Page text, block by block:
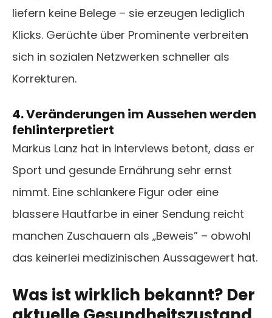
liefern keine Belege – sie erzeugen lediglich
Klicks. Gerüchte über Prominente verbreiten
sich in sozialen Netzwerken schneller als
Korrekturen.
4. Veränderungen im Aussehen werden
fehlinterpretiert
Markus Lanz hat in Interviews betont, dass er
Sport und gesunde Ernährung sehr ernst
nimmt. Eine schlankere Figur oder eine
blassere Hautfarbe in einer Sendung reicht
manchen Zuschauern als „Beweis” – obwohl
das keinerlei medizinischen Aussagewert hat.
Was ist wirklich bekannt? Der